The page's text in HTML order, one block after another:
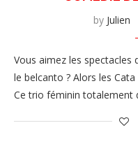
by Julien
Vous aimez les spectacles
le belcanto ? Alors les
Ce trio féminin totalement